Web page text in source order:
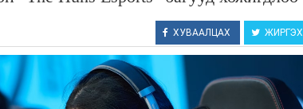
ХУВААЛЦАХ ЖИРГЭХ